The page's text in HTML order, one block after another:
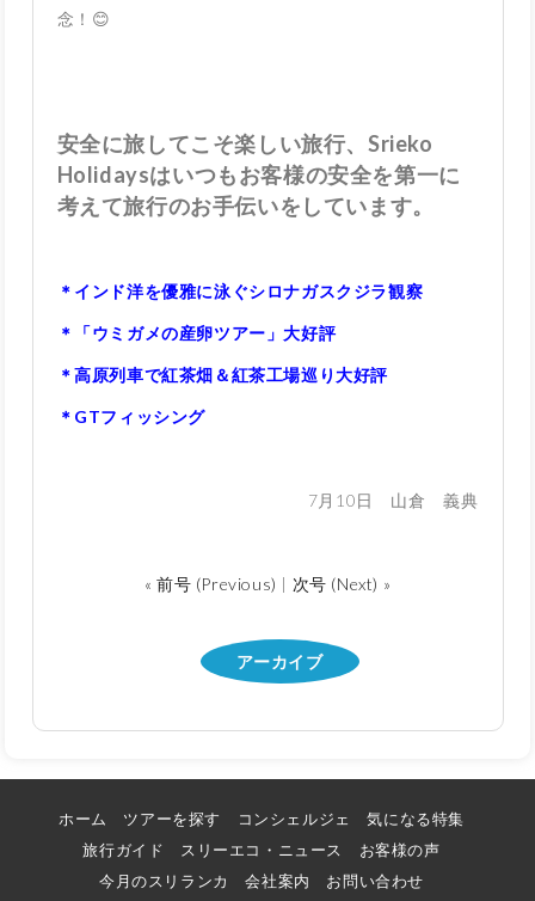
念！😊
安全に旅してこそ楽しい旅行、Srieko
Holidaysはいつもお客様の安全を第一に
考えて旅行のお手伝いをしています。
＊インド洋を優雅に泳ぐシロナガスクジラ観察
＊「ウミガメの産卵ツアー」大好評
＊高原列車で紅茶畑＆紅茶工場巡り大好評
＊GTフィッシング
7月10日 山倉 義典
« 前号 (Previous) | 次号 (Next) »
アーカイブ
ホーム ツアーを探す コンシェルジェ
気になる特集
旅行ガイド
スリーエコ・ニュース
お客様の声
今月のスリランカ
会社案内
お問い合わせ